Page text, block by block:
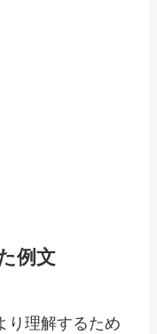
例文
り理解するため